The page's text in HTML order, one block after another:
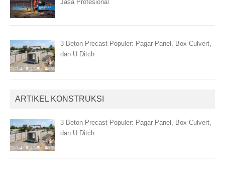
Jasa Profesional
3 Beton Precast Populer: Pagar Panel, Box Culvert,
dan U Ditch
ARTIKEL KONSTRUKSI
3 Beton Precast Populer: Pagar Panel, Box Culvert,
dan U Ditch